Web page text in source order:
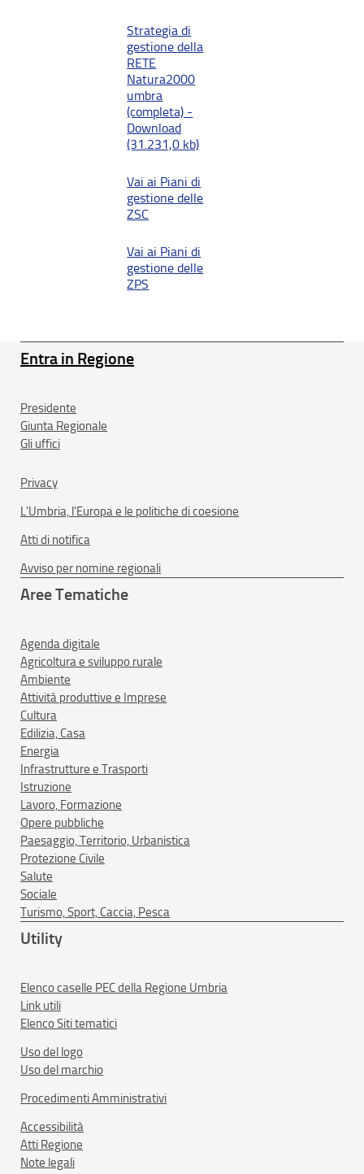
Strategia di
gestione della
RETE
Natura2000
umbra
(completa) -
Download
(31.231,0 kb)
Vai ai Piani di
gestione delle
ZSC
Vai ai Piani di
gestione delle
ZPS
Entra in Regione
Presidente
Giunta Regionale
Gli uffici
Privacy
L'Umbria, l'Europa e le politiche di coesione
Atti di notifica
Avviso per nomine regionali
Aree Tematiche
Agenda digitale
Agricoltura e sviluppo rurale
Ambiente
Attività produttive e Imprese
Cultura
Edilizia, Casa
Energia
Infrastrutture e Trasporti
Istruzione
Lavoro, Formazione
Opere pubbliche
Paesaggio, Territorio, Urbanistica
Protezione Civile
Salute
Sociale
Turismo, Sport, Caccia, Pesca
Utility
Elenco caselle PEC della Regione Umbria
Link utili
Elenco Siti tematici
Uso del logo
Uso del marchio
Procedimenti Amministrativi
Accessibilità
Atti Regione
Note legali